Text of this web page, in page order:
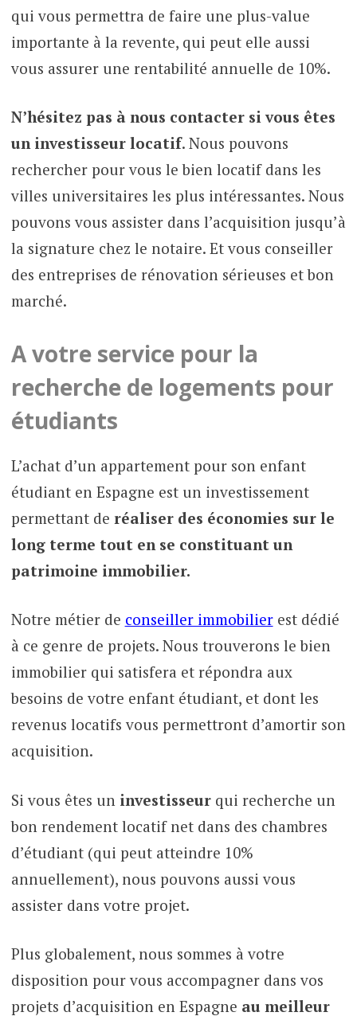
qui vous permettra de faire une plus-value
importante à la revente, qui peut elle aussi
vous assurer une rentabilité annuelle de 10%.
N’hésitez pas à nous contacter si vous êtes
un investisseur locatif. Nous pouvons
rechercher pour vous le bien locatif dans les
villes universitaires les plus intéressantes. Nous
pouvons vous assister dans l’acquisition jusqu’à
la signature chez le notaire. Et vous conseiller
des entreprises de rénovation sérieuses et bon
marché.
A votre service pour la
recherche de logements pour
étudiants
L’achat d’un appartement pour son enfant
étudiant en Espagne est un investissement
permettant de réaliser des économies sur le
long terme tout en se constituant un
patrimoine immobilier.
Notre métier de conseiller immobilierest dédié
à ce genre de projets. Nous trouverons le bien
immobilier qui satisfera et répondra aux
besoins de votre enfant étudiant, et dont les
revenus locatifs vous permettront d’amortir son
acquisition.
Si vous êtes un investisseurqui recherche un
bon rendement locatif net dans des chambres
d’étudiant (qui peut atteindre 10%
annuellement), nous pouvons aussi vous
assister dans votre projet.
Plus globalement, nous sommes à votre
disposition pour vous accompagner dans vos
projets d’acquisition en Espagne au meilleur